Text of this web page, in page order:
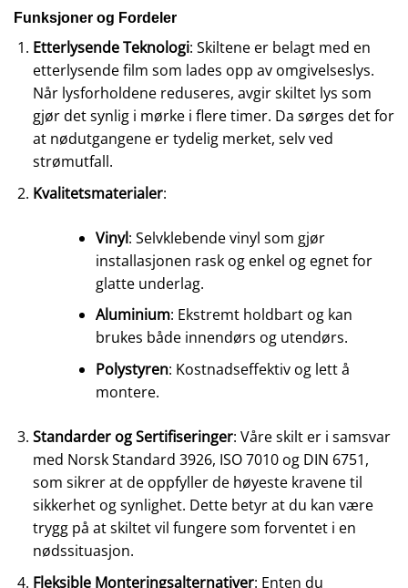
Funksjoner og Fordeler
Etterlysende Teknologi: Skiltene er belagt med en
etterlysende film som lades opp av omgivelseslys.
Når lysforholdene reduseres, avgir skiltet lys som
gjør det synlig i mørke i flere timer. Da sørges det for
at nødutgangene er tydelig merket, selv ved
strømutfall.
Kvalitetsmaterialer:
Vinyl: Selvklebende vinyl som gjør
installasjonen rask og enkel og egnet for
glatte underlag.
Aluminium: Ekstremt holdbart og kan
brukes både innendørs og utendørs.
Polystyren: Kostnadseffektiv og lett å
montere.
Standarder og Sertifiseringer: Våre skilt er i samsvar
med Norsk Standard 3926, ISO 7010 og DIN 6751,
som sikrer at de oppfyller de høyeste kravene til
sikkerhet og synlighet. Dette betyr at du kan være
trygg på at skiltet vil fungere som forventet i en
nødssituasjon.
Fleksible Monteringsalternativer: Enten du